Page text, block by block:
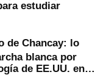
estudiar
de Chancay: lo
blanca por
de EE.UU. en